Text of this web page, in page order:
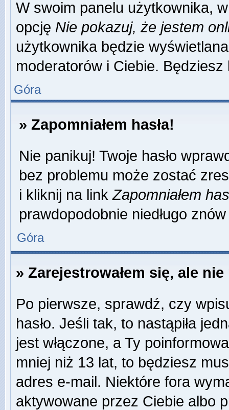
W swoim panelu użytkownika,
opcję Nie pokazuj, że jestem
użytkownika będzie
moderatorów i Ciebie.
Góra
» Zapomniałem hasła!
Nie panikuj! Twoje hasło
bez problemu może zostać
i kliknij na linkZapomniałem
prawdopodobnie niedługo
Góra
» Zarejestrowałem się, ale
Po pierwsze, sprawdź, czy
hasło. Jeśli tak, to nastąpiła
jest włączone, a Ty
mniej niż 13 lat, to będziesz
adres e-mail. Niektóre fora
aktywowane przez Ciebie albo